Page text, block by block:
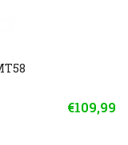
€109,99